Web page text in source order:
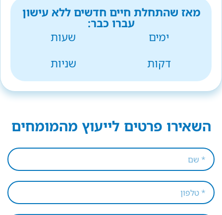
מאז שהתחלת חיים חדשים ללא עישון
עברו כבר:
ימים
שעות
דקות
שניות
השאירו פרטים לייעוץ מהמומחים